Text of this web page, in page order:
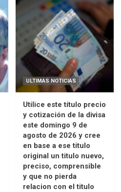
ULTIMAS NOTICIAS
Utilice este título precio
y cotización de la divisa
este domingo 9 de
agosto de 2026 y cree
en base a ese titulo
original un titulo nuevo,
preciso, comprensible
y que no pierda
relacion con el titulo